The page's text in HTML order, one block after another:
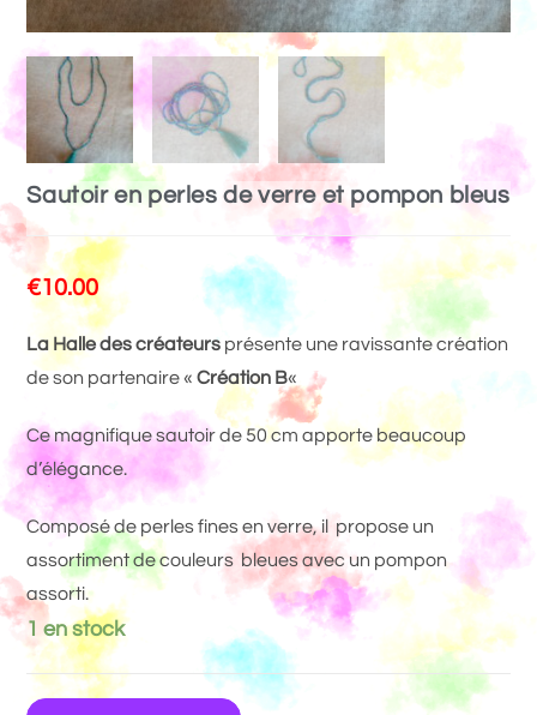
Sautoir en perles de verre et pompon bleus
€10.00
La Halle des créateurs présente une ravissante création
de son partenaire «Création B«
Ce magnifique sautoir de 50 cm apporte beaucoup
d’élégance.
Composé de perles fines en verre, il propose un
assortiment de couleurs bleues avec un pompon
assorti.
1 en stock